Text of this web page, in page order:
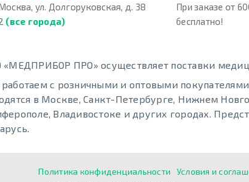
ул. Долгоруковская, д. 38
(все города)
При заказе от
бесплатно!
«МЕДПРИБОР ПРО» осуществляет поставки
с розничными и оптовыми
в Москве, Санкт-Петербурге, Нижнем
Владивостоке и других городах.
Политика конфиденциальности
Условия и